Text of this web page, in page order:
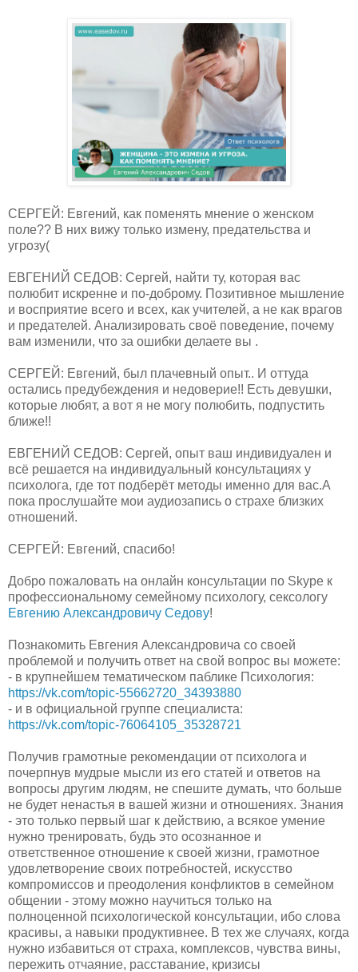
СЕРГЕЙ: Евгений, как поменять мнение о женском
поле?? В них вижу только измену, предательства и
угрозу(
ЕВГЕНИЙ СЕДОВ: Сергей, найти ту, которая вас
полюбит искренне и по-доброму. Позитивное мышление
и восприятие всего и всех, как учителей, а не как врагов
и предателей. Анализировать своё поведение, почему
вам изменили, что за ошибки делаете вы .
СЕРГЕЙ: Евгений, был плачевный опыт.. И оттуда
остались предубеждения и недоверие!! Есть девушки,
которые любят, а вот я не могу полюбить, подпустить
ближе!!
ЕВГЕНИЙ СЕДОВ: Сергей, опыт ваш индивидуален и
всё решается на индивидуальный консультациях у
психолога, где тот подберёт методы именно для вас.А
пока прослушайте мои аудиозапись о страхе близких
отношений.
СЕРГЕЙ: Евгений, спасибо!
Добро пожаловать на онлайн консультации по Skype к
профессиональному семейному психологу, сексологу
Евгению Александровичу Седову!
Познакомить Евгения Александровича со своей
проблемой и получить ответ на свой вопрос вы можете:
- в крупнейшем тематическом паблике Психология:
https://vk.com/topic-55662720_34393880
- и в официальной группе специалиста:
https://vk.com/topic-76064105_35328721
Получив грамотные рекомендации от психолога и
почерпнув мудрые мысли из его статей и ответов на
вопросы другим людям, не спешите думать, что больше
не будет ненастья в вашей жизни и отношениях. Знания
- это только первый шаг к действию, а всякое умение
нужно тренировать, будь это осознанное и
ответственное отношение к своей жизни, грамотное
удовлетворение своих потребностей, искусство
компромиссов и преодоления конфликтов в семейном
общении - этому можно научиться только на
полноценной психологической консультации, ибо слова
красивы, а навыки продуктивнее. В тех же случаях, когда
нужно избавиться от страха, комплексов, чувства вины,
пережить отчаяние, расставание, кризисы